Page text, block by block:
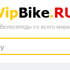
Велосипеды со всего мира